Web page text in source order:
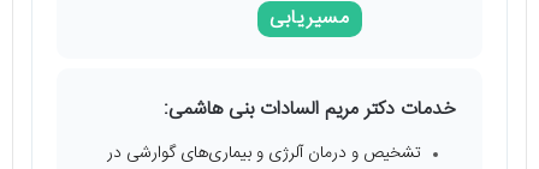
مسیریابی
خدمات دکتر مریم السادات بنی هاشمی:
تشخیص و درمان آلرژی و بیماری‌های گوارشی در